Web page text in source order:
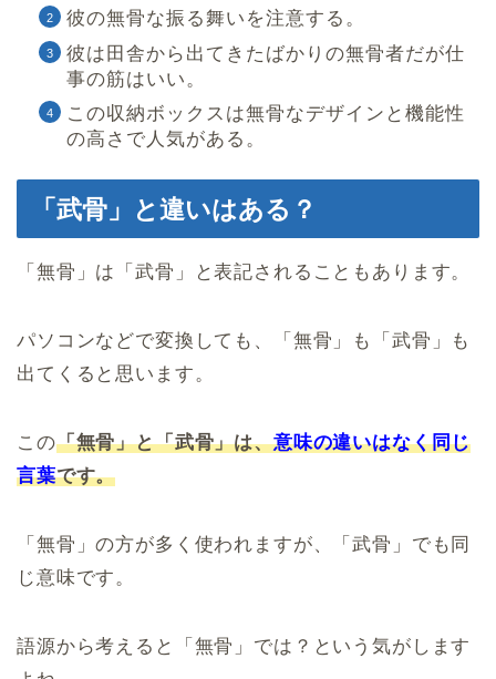
彼の無骨な振る舞いを注意する。
彼は田舎から出てきたばかりの無骨者だが仕
事の筋はいい。
この収納ボックスは無骨なデザインと機能性
の高さで人気がある。
「武骨」と違いはある？
「無骨」は「武骨」と表記されることもあります。
パソコンなどで変換しても、「無骨」も「武骨」も
出てくると思います。
この「無骨」と「武骨」は、意味の違いはなく同じ
言葉です。
「無骨」の方が多く使われますが、「武骨」でも同
じ意味です。
語源から考えると「無骨」では？という気がします